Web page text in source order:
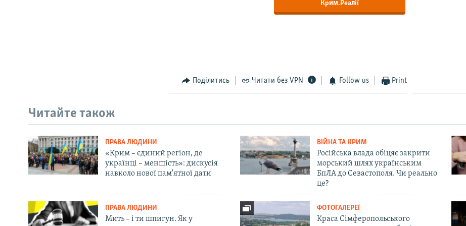
Крим.Реалії
Поділитись Читати без VPN Follow us Print
Читайте також
ПРАВА ЛЮДИНИ
«Крим – єдиний регіон, де
українці – меншість»: дискусія
навколо нової пам'ятної дати
ВІЙНА ТА КРИМ
Російська влада обіцяє закрити
морський шлях українським
БпЛА до Севастополя. Чи реально
це?
ПРАВА ЛЮДИНИ
Мить – і ти шпигун. Як у
ФОТОГАЛЕРЕЇ
Краса Сімферопольського